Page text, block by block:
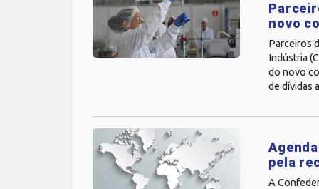
novo
Parceiros
Indústria
do novo
de dívidas
pela
A